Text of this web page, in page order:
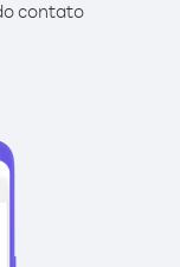
contato